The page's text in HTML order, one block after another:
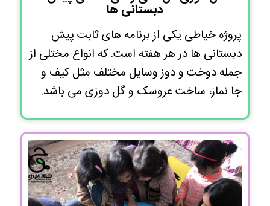
دبستانی ها
پروژه خیاطی یکی از برنامه های ثابت پیش
دبستانی ها در هر هفته است. که انواع مختلی از
جمله دوخت و دوز وسایل مختلف مثل کیف و
جا نماز، ساخت عروسک و گل دوزی می باشد.